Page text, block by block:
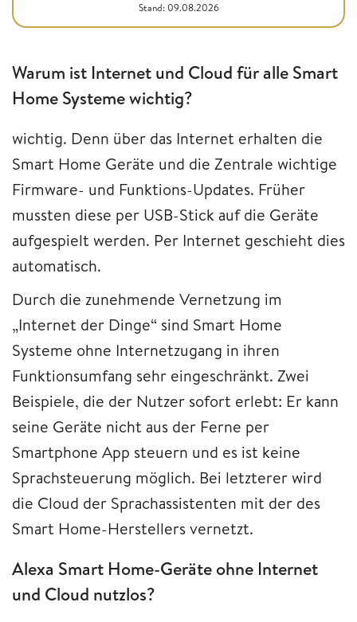
Stand: 09.08.2026
Warum ist Internet und Cloud für alle Smart
Home Systeme wichtig?
wichtig. Denn über das Internet erhalten die
Smart Home Geräte und die Zentrale wichtige
Firmware- und Funktions-Updates. Früher
mussten diese per USB-Stick auf die Geräte
aufgespielt werden. Per Internet geschieht dies
automatisch.
Durch die zunehmende Vernetzung im
„Internet der Dinge“ sind Smart Home
Systeme ohne Internetzugang in ihren
Funktionsumfang sehr eingeschränkt. Zwei
Beispiele, die der Nutzer sofort erlebt: Er kann
seine Geräte nicht aus der Ferne per
Smartphone App steuern und es ist keine
Sprachsteuerung möglich. Bei letzterer wird
die Cloud der Sprachassistenten mit der des
Smart Home-Herstellers vernetzt.
Alexa Smart Home-Geräte ohne Internet
und Cloud nutzlos?